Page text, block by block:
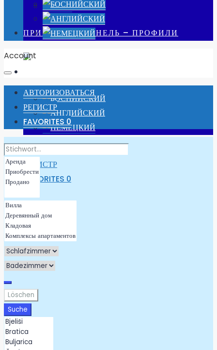
РАБОТА
ПРИБОРНАЯ ПАНЕЛЬ – ПРОФИЛИ
АВТОРИЗОВАТЬСЯ
РЕГИСТР
FAVORITES 0
Account
АВТОРИЗОВАТЬСЯ
РЕГИСТР
FAVORITES 0
Löschen
Suche